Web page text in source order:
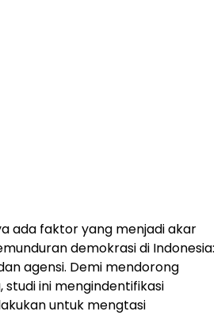
ada faktor yang menjadi akar
demokrasi di Indonesia:
agensi. Demi mendorong
studi ini mengindentifikasi
untuk mengtasi